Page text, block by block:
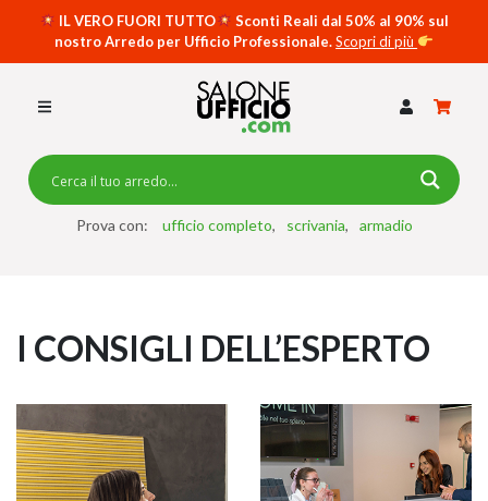
IL VERO FUORI TUTTO
Sconti Reali dal 50% al 90% sul
nostro Arredo per Ufficio Professionale.Scopri di più
Prova con: ufficio completo scrivania armadio
SWING 7020 –
SCRIVANIE SPECIAL DESK
CASSETTIERE
RECEPTION
TAVOLI RIUNIONE
ACCESSORI
I CONSIGLI DELL’ESPERTO